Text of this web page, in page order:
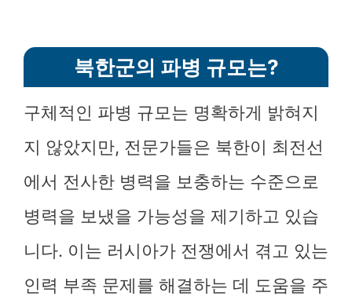
북한군의 파병 규모는?
구체적인 파병 규모는 명확하게 밝혀지
지 않았지만, 전문가들은 북한이 최전선
에서 전사한 병력을 보충하는 수준으로
병력을 보냈을 가능성을 제기하고 있습
니다. 이는 러시아가 전쟁에서 겪고 있는
인력 부족 문제를 해결하는 데 도움을 주